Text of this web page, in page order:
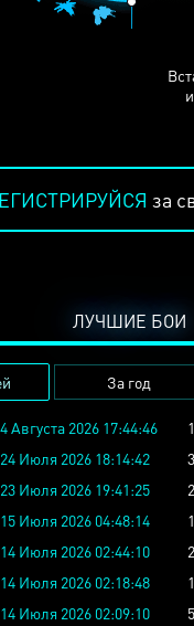
за
ЛУЧШИЕ БОИ
За год
4 Августа 2026 17:44:46
24 Июля 2026 18:14:42
23 Июля 2026 19:41:25
15 Июля 2026 04:48:14
14 Июля 2026 02:44:10
14 Июля 2026 02:18:48
14 Июля 2026 02:09:10